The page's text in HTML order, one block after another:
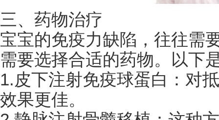
三、药物治疗
宝宝的免疫力缺陷，往往需
需要选择合适的药物。以下
1.皮下注射免疫球蛋白：对
效果更佳。